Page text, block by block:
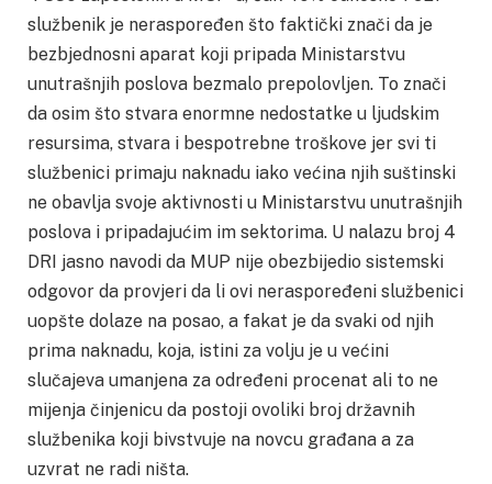
službenik je neraspoređen što faktički znači da je
bezbjednosni aparat koji pripada Ministarstvu
unutrašnjih poslova bezmalo prepolovljen. To znači
da osim što stvara enormne nedostatke u ljudskim
resursima, stvara i bespotrebne troškove jer svi ti
službenici primaju naknadu iako većina njih suštinski
ne obavlja svoje aktivnosti u Ministarstvu unutrašnjih
poslova i pripadajućim im sektorima. U nalazu broj 4
DRI jasno navodi da MUP nije obezbijedio sistemski
odgovor da provjeri da li ovi neraspoređeni službenici
uopšte dolaze na posao, a fakat je da svaki od njih
prima naknadu, koja, istini za volju je u većini
slučajeva umanjena za određeni procenat ali to ne
mijenja činjenicu da postoji ovoliki broj državnih
službenika koji bivstvuje na novcu građana a za
uzvrat ne radi ništa.